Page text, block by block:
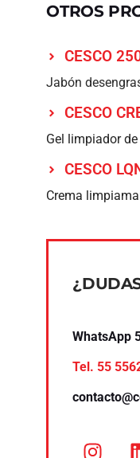
OTROS
CESCO
Jabón
CESCO
Gel limpiador
CESCO
Crema
WhatsApp
Tel. 55